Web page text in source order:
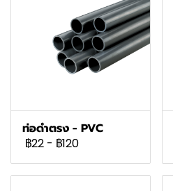
ท่อดำตรง - PVC
฿22 - ฿120